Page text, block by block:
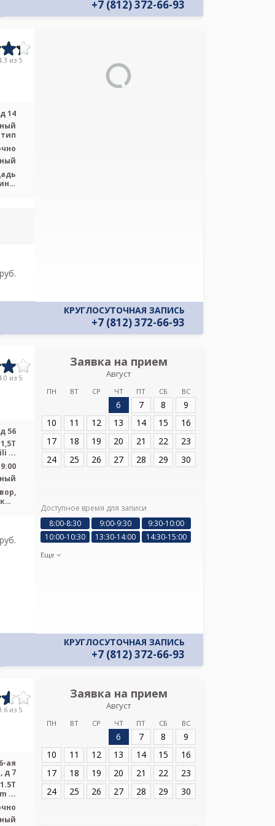
+7 (812) 372-66-93
из 5
14
КРУГЛОСУТОЧНАЯ ЗАПИСЬ
+7 (812) 372-66-93
из 5
56
...
Заявка на прием
Август
ПН ВТ СР ЧТ ПТ СБ ВС
6 7 8
9
10
11 12 13 14 15
16
17
18 19 20 21 22
23
24
25 26 27 28 29 30
Доступное время для записи
8:00-8:30
9:00-9:30
9:30-10:00
10:00-10:30
13:30-14:00 14:30-15:00
Еще
КРУГЛОСУТОЧНАЯ ЗАПИСЬ
+7 (812) 372-66-93
из 5
ая
д 7
...
Заявка на прием
Август
ПН ВТ СР ЧТ ПТ СБ ВС
6 7 8
9
10
11 12 13 14 15
16
17
18 19 20 21 22
23
24
25 26 27 28 29 30